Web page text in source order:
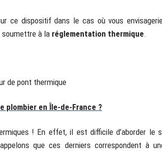
ce dispositif dans le cas où vous
soumettre à la réglementation thermique.
plombier en Île-de-France ?
! En effet, il est difficile d’aborder le
que ces derniers correspondent à